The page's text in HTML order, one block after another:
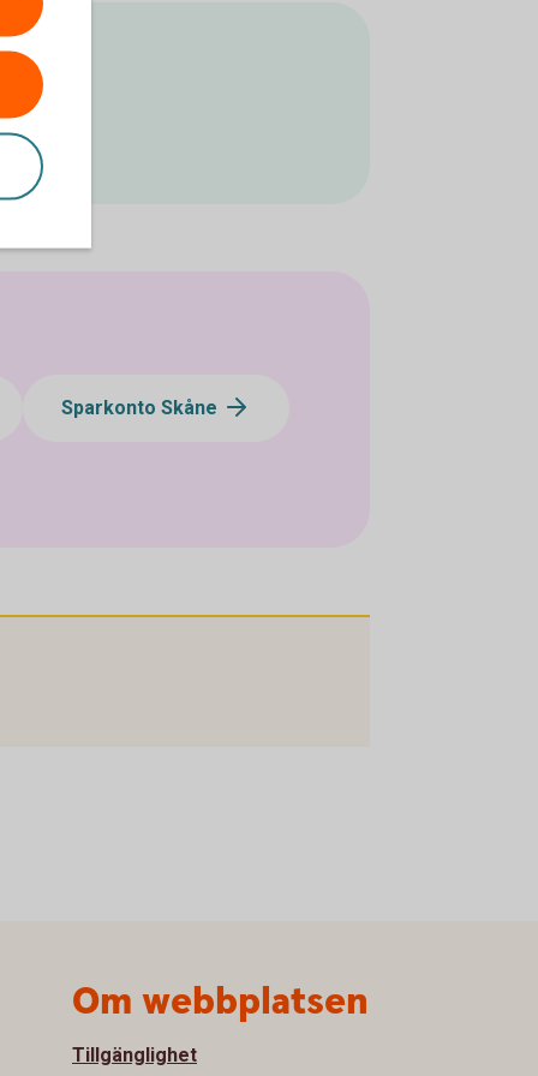
Sparkonto Skåne
Om webbplatsen
Tillgänglighet